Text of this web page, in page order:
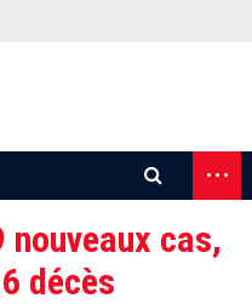
...
nouveaux cas,
décès